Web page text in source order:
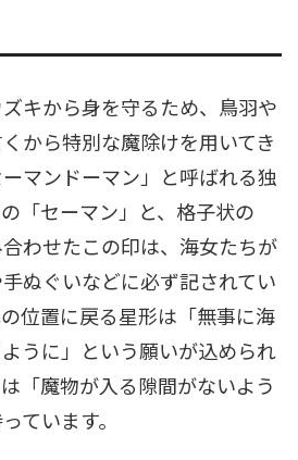
キから身を守るため、鳥羽や
から特別な魔除けを用いてき
マンドーマン」と呼ばれる独
「セーマン」と、格子状の
合わせたこの印は、海女たちが
ぬぐいなどに必ず記されてい
位置に戻る星形は「無事に海
うに」という願いが込められ
「魔物が入る隙間がないよう
ています。